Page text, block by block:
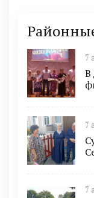
7
В
7
7